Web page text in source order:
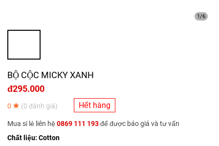
1/6
BỘ CỘC MICKY XANH
đ295.000
0 (0 đánh giá) Hết hàng
Mua sỉ lẻ liên hệ 0869 111 193để được báo giá và tư vấn
Chất liệu: Cotton